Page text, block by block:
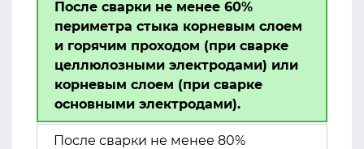
После сварки не менее 60%
периметра стыка корневым слоем
и горячим проходом (при сварке
целлюлозными электродами) или
корневым слоем (при сварке
основными электродами).
После сварки не менее 80%